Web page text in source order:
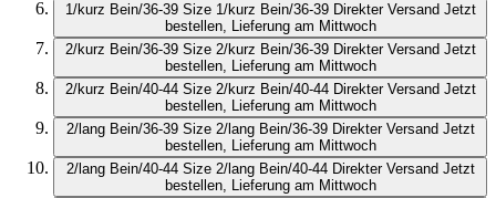
1/kurz Bein/36-39 Size 1/kurz Bein/36-39 Direkter Versand Jetzt
bestellen, Lieferung am Mittwoch
2/kurz Bein/36-39 Size 2/kurz Bein/36-39 Direkter Versand Jetzt
bestellen, Lieferung am Mittwoch
2/kurz Bein/40-44 Size 2/kurz Bein/40-44 Direkter Versand Jetzt
bestellen, Lieferung am Mittwoch
2/lang Bein/36-39 Size 2/lang Bein/36-39 Direkter Versand Jetzt
bestellen, Lieferung am Mittwoch
2/lang Bein/40-44 Size 2/lang Bein/40-44 Direkter Versand Jetzt
bestellen, Lieferung am Mittwoch